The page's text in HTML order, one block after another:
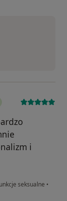
i
seksualne •